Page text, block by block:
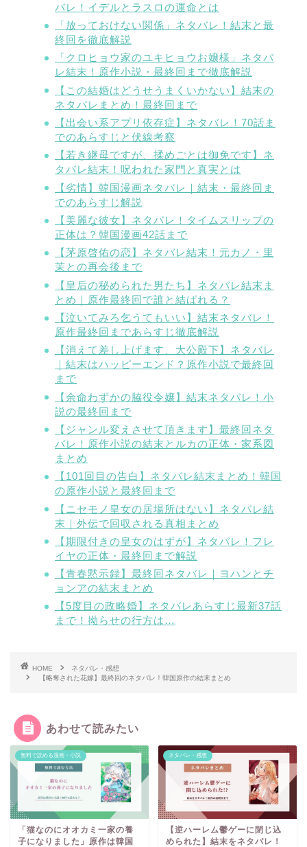
バレ！イデルとラスロの運命とは
「放っておけない関係」ネタバレ！結末と最
終回を徹底解説
「クロヒョウ家のユキヒョウお嬢様」ネタバ
レ結末！原作小説・最終回まで徹底解説
【この結婚はどうせうまくいかない】結末の
ネタバレまとめ！最終回まで
【出会い系アプリ依存症】ネタバレ！70話ま
でのあらすじと伏線考察
【若き継母ですが、揉めごとは御免です】ネ
タバレ結末！呪われた家門と真実とは
【劣情】韓国漫画ネタバレ｜結末・最終回ま
でのあらすじ解説
【美麗な彼女】ネタバレ！タイムスリップの
正体は？韓国漫画42話まで
【茅原啓佑の恋】ネタバレ結末！元カノ・里
茉との再会後まで
【皇后の秘められた男たち】ネタバレ結末ま
とめ｜原作最終回で誰と結ばれる？
【泣いてみろ乞うてもいい】結末ネタバレ！
原作最終回まであらすじ徹底解説
【消えて差し上げます、大公殿下】ネタバレ
｜結末はハッピーエンド？原作小説で最終回
まで
【余命わずかの脇役令嬢】結末ネタバレ！小
説の最終回まで
【ジャンル変えさせて頂きます】最終回ネタ
バレ！原作小説の結末とルカの正体・家系図
まとめ
【101回目の告白】ネタバレ結末まとめ！韓国
の原作小説と最終回まで
【ニセモノ皇女の居場所はない】ネタバレ結
末｜外伝で回収される真相まとめ
【期限付きの皇女のはずが】ネタバレ！フレ
イヤの正体・最終回まで解説
【青春黙示録】最終回ネタバレ｜ヨハンとチ
ョンアの結末まとめ
【5度目の政略婚】ネタバレあらすじ最新37話
まで！拗らせの行方は…
HOME
ネタバレ・感想
【略奪された花嫁】最終回のネタバレ！韓国原作の結末まとめ
あわせて読みたい
無料で読める漫画・小説
「猫なのにオオカミ一家の養
子になりました」原作は韓国
ネタバレ・感想
【逆ハーレム鬱ゲーに閉じ込
められた】結末をネタバレ！